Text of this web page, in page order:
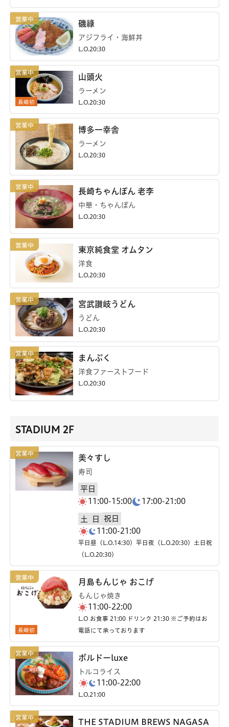
磯祿
アジフライ・海鮮丼
L.O.20:30
長崎初
山頭火
ラーメン
L.O.20:30
博多一幸舎
ラーメン
L.O.20:30
長崎ちゃんぽん 老李
中華・ちゃんぽん
L.O.20:30
東京純食堂 オムタン
洋食
L.O.20:30
宮武讃岐うどん
うどん
L.O.20:30
まんぷく
洋食ファーストフード
L.O.20:30
STADIUM 2F
美々すし
寿司
平日
11:00-15:00
17:00-21:00
土 日
祝日
11:00-21:00
平日昼（L.O.14:30）平日夜（L.O.20:30）土日祝
（L.O.20:30）
長崎初
月島もんじゃ おこげ
もんじゃ焼き
11:00-22:00
L.O お食事 21:00 ドリンク 21:30 ※ご予約はお
電話にて承っております
ボルドーluxe
トルコライス
11:00-22:00
L.O.21:00
THE STADIUM BREWS NAGASA